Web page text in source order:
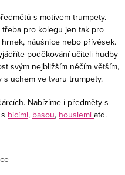
s motivem trumpety.
pro kolegu jen tak pro
náušnice nebo přívěsek.
poděkování učiteli hudby
svým nejbližším něčím větším,
s uchem ve tvaru trumpety.
Nabízíme i předměty s
bicími, basou, houslemi atd.